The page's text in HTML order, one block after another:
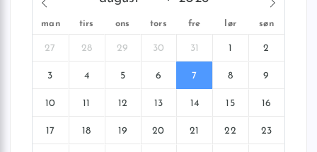
man tirs ons tors fre lør søn
27 28 29 30 31 1 2
3 4 5 6 7 8 9
10 11 12 13 14 15 16
17 18 19 20 21 22 23